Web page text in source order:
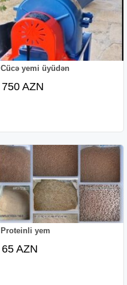
Cücə yemi üyüdən
750 AZN
Proteinli yem
65 AZN